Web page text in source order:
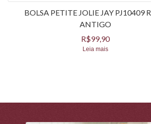
BOLSA PETITE JOLIE JAY PJ10409
ANTIGO
R$99,90
Leia mais